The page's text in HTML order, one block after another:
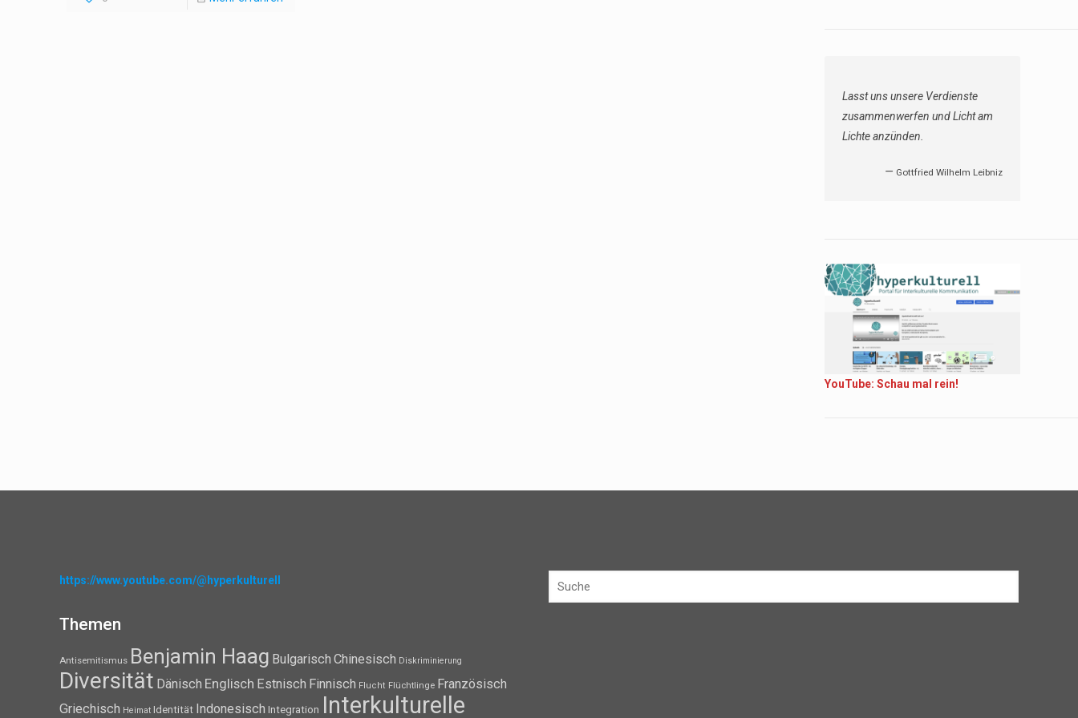
Lasst uns unsere Verdienste
zusammenwerfen und Licht am
Lichte anzünden.
— Gottfried Wilhelm Leibniz
YouTube: Schau mal rein!
https://www.youtube.com/@hyperkulturell
Themen
Antisemitismus Benjamin Haag Bulgarisch Chinesisch Diskriminierung
Diversität Dänisch Englisch Estnisch Finnisch Flucht Flüchtlinge Französisch
Griechisch Heimat Identität Indonesisch Integration Interkulturelle